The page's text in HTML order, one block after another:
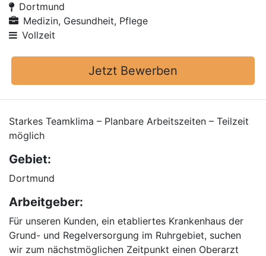
Dortmund
Medizin, Gesundheit, Pflege
Vollzeit
Jetzt Bewerben
Starkes Teamklima – Planbare Arbeitszeiten – Teilzeit
möglich
Gebiet:
Dortmund
Arbeitgeber:
Für unseren Kunden, ein etabliertes Krankenhaus der
Grund- und Regelversorgung im Ruhrgebiet, suchen
wir zum nächstmöglichen Zeitpunkt einen Oberarzt